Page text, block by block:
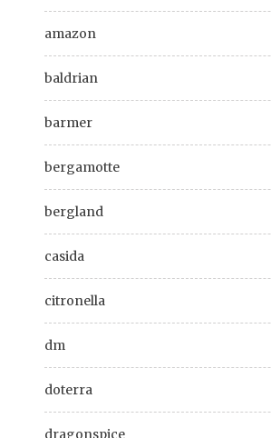
amazon
baldrian
barmer
bergamotte
bergland
casida
citronella
dm
doterra
dragonspice